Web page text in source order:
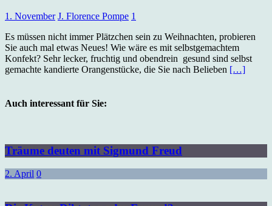
1. November J. Florence Pompe 1
Es müssen nicht immer Plätzchen sein zu Weihnachten, probieren
Sie auch mal etwas Neues! Wie wäre es mit selbstgemachtem
Konfekt? Sehr lecker, fruchtig und obendrein gesund sind selbst
gemachte kandierte Orangenstücke, die Sie nach Belieben […]
Auch interessant für Sie:
Träume deuten mit Sigmund Freud
2. April 0